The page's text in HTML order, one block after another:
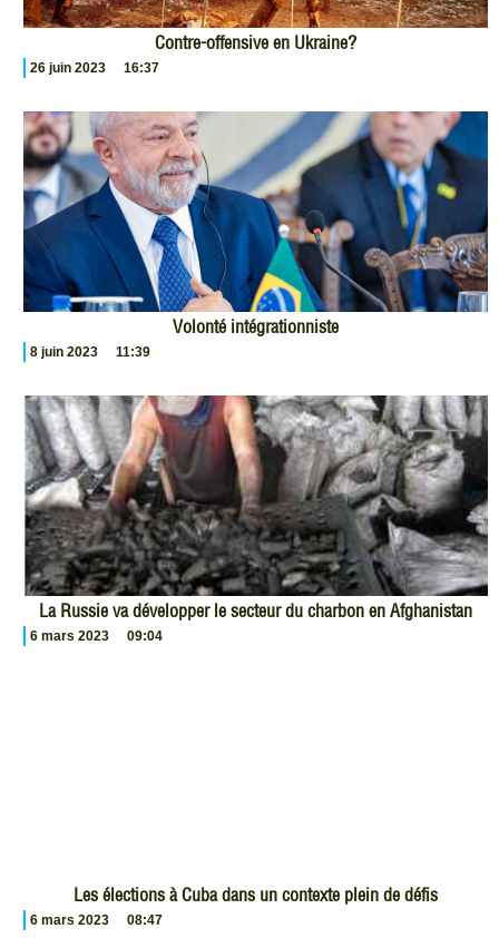
Contre-offensive en Ukraine?
26 juin 2023 16:37
Volonté intégrationniste
8 juin 2023 11:39
La Russie va développer le secteur du charbon en Afghanistan
6 mars 2023 09:04
Les élections à Cuba dans un contexte plein de défis
6 mars 2023 08:47